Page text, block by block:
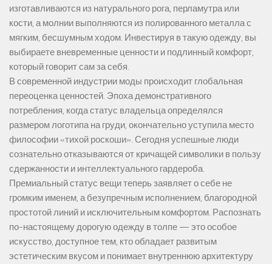
изготавливаются из натурального рога, перламутра или
кости, а молнии выполняются из полированного металла с
мягким, бесшумным ходом. Инвестируя в такую одежду, вы
выбираете вневременные ценности и подлинный комфорт,
который говорит сам за себя.
В современной индустрии моды происходит глобальная
переоценка ценностей. Эпоха демонстративного
потребления, когда статус владельца определялся
размером логотипа на груди, окончательно уступила место
философии «тихой роскоши». Сегодня успешные люди
сознательно отказываются от кричащей символики в пользу
сдержанности и интеллектуального гардероба.
Премиальный статус вещи теперь заявляет о себе не
громким именем, а безупречным исполнением, благородной
простотой линий и исключительным комфортом. Распознать
по-настоящему дорогую одежду в толпе — это особое
искусство, доступное тем, кто обладает развитым
эстетическим вкусом и понимает внутреннюю архитектуру